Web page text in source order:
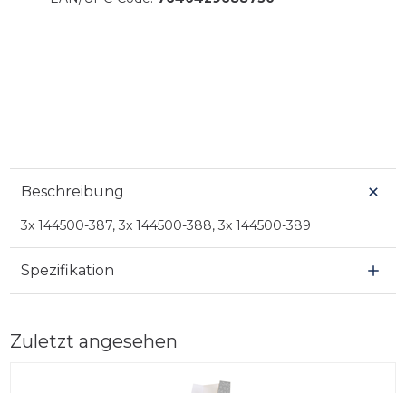
Beschreibung
3x 144500-387, 3x 144500-388, 3x 144500-389
Spezifikation
Zuletzt angesehen